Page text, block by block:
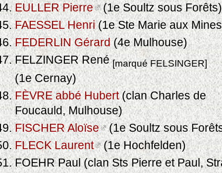
EULLER Pierre (1e Soultz sous Forêts)
FAESSEL Henri(1e Ste Marie aux
FEDERLIN Gérard(4e Mulhouse)
FELZINGER René[marqué FELSINGER]
(1e Cernay)
FÈVRE abbé Hubert(clan Charles de
Foucauld, Mulhouse)
FISCHER Aloïse (1e Soultz sous
FLECK Laurent (1e Hochfelden)
FOEHR Paul (clan Sts Pierre et Paul,